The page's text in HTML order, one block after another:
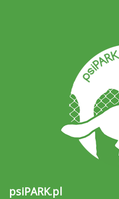
psiPARK.pl